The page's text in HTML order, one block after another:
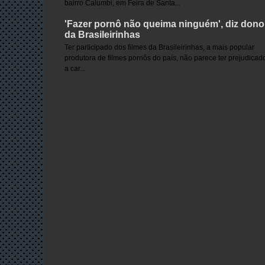
bairro Calumbi, em Feira de Santa...
'Fazer pornô não queima ninguém', diz dono
da Brasileirinhas
Ter participado dos filmes da Brasileirinhas, a mais popular
produtora de filmes pornôs do país, não parece ter
a car...